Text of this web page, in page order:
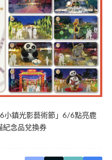
小鎮光影藝術節」6/6點亮鹿
念品兌換券